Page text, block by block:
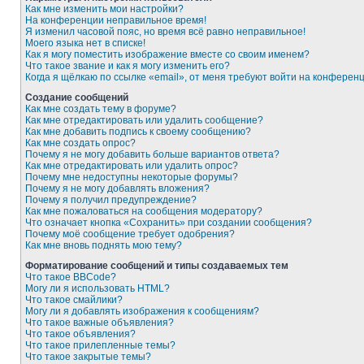
Как мне изменить мои настройки?
На конференции неправильное время!
Я изменил часовой пояс, но время всё равно неправильное!
Моего языка нет в списке!
Как я могу поместить изображение вместе со своим именем?
Что такое звание и как я могу изменить его?
Когда я щёлкаю по ссылке «email», от меня требуют войти на
Создание сообщений
Как мне создать тему в форуме?
Как мне отредактировать или удалить сообщение?
Как мне добавить подпись к своему сообщению?
Как мне создать опрос?
Почему я не могу добавить больше вариантов ответа?
Как мне отредактировать или удалить опрос?
Почему мне недоступны некоторые форумы?
Почему я не могу добавлять вложения?
Почему я получил предупреждение?
Как мне пожаловаться на сообщения модератору?
Что означает кнопка «Сохранить» при создании сообщения?
Почему моё сообщение требует одобрения?
Как мне вновь поднять мою тему?
Форматирование сообщений и типы создаваемых тем
Что такое BBCode?
Могу ли я использовать HTML?
Что такое смайлики?
Могу ли я добавлять изображения к сообщениям?
Что такое важные объявления?
Что такое объявления?
Что такое прилепленные темы?
Что такое закрытые темы?